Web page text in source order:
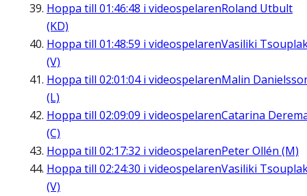
Hoppa till 01:46:48 i videospelarenRoland Utbult
(KD)
Hoppa till 01:48:59 i videospelarenVasiliki
(V)
Hoppa till 02:01:04i videospelarenMalin
(L)
Hoppa till 02:09:09 i videospelarenCatarina
(C)
Hoppa till 02:17:32 i videospelarenPeter Ollén (M)
Hoppa till 02:24:30 i videospelarenVasiliki
(V)